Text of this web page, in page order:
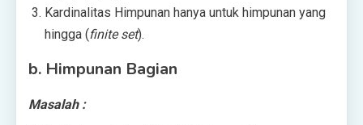
Kardinalitas Himpunan hanya untuk himpunan yang
hingga (finite set).
b. Himpunan Bagian
Masalah :